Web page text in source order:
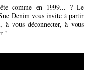
comme en 1999... ? Le
Denim vous invite à partir
à vous déconnecter, à vous
!